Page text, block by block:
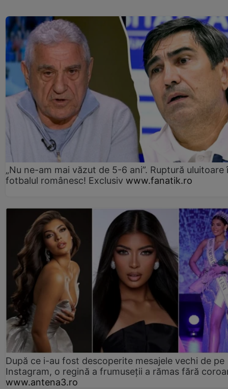
„Nu ne-am mai văzut de 5-6 ani”. Ruptură uluitoare
fotbalul românesc! Exclusiv www.fanatik.ro
După ce i-au fost descoperite mesajele vechi de pe
Instagram, o regină a frumuseții a rămas fără
www.antena3.ro